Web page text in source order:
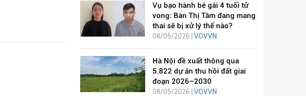
Vụ bạo hành bé gái 4 tuổi tử
vong: Bàn Thị Tâm đang mang
thai sẽ bị xử lý thế nào?
08/05/2026 | VOVVN
Hà Nội đề xuất thông qua
5.822 dự án thu hồi đất giai
đoạn 2026–2030
08/05/2026 | VOVVN